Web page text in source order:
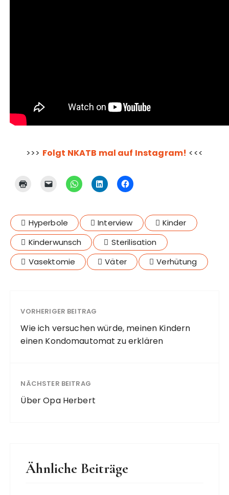
>>> Folgt NKATB mal auf Instagram! <<<
Hyperbole Interview
Kinder
Kinderwunsch
Sterilisation
Vasektomie
Väter Verhütung
VORHERIGER BEITRAG
Wie ich versuchen würde, meinen Kindern
einen Kondomautomat zu erklären
NÄCHSTER BEITRAG
Über Opa Herbert
Ähnliche Beiträge